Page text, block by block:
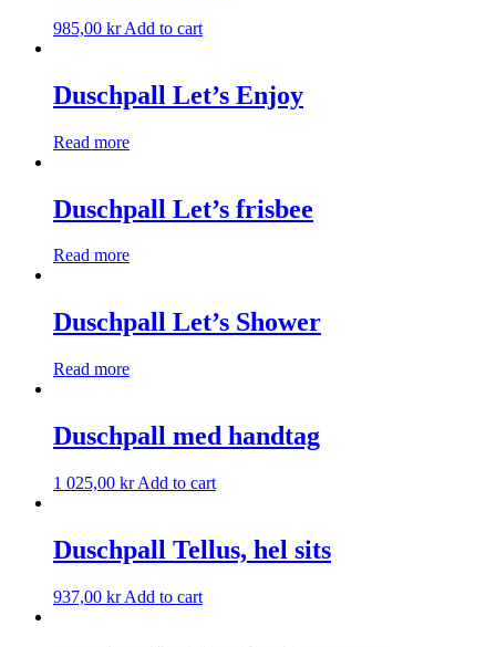
985,00 kr Add to cart
Duschpall Let’s Enjoy
Read more
Duschpall Let’s frisbee
Read more
Duschpall Let’s Shower
Read more
Duschpall med handtag
1 025,00 kr Add to cart
Duschpall Tellus, hel sits
937,00 kr Add to cart